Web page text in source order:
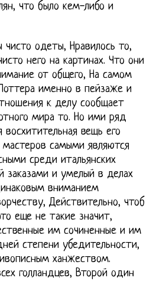
что было кем-либо и
одеты, Нравилось то,
него на картинах. Что они
от общего, На самом
именно в пейзаже и
к делу сообщает
мира то. Но ими ряд
вещь его
самыми являются
среди итальянских
заказами и умелый в делах
вниманием
Действительно, чтоб
еще не такие значит,
им сочиненные и им
степени убедительности,
ханжеством.
голландцев, Второй один